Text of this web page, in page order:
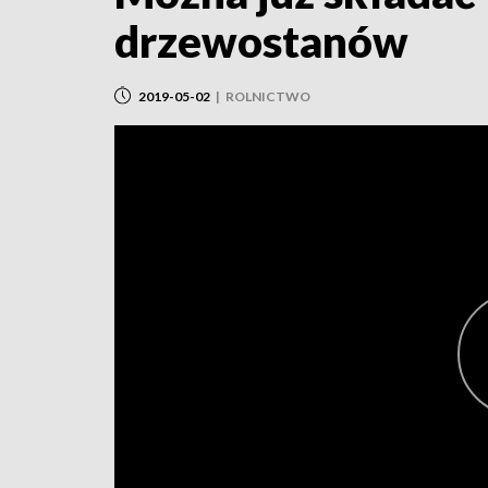
drzewostanów
2019-05-02 | ROLNICTWO